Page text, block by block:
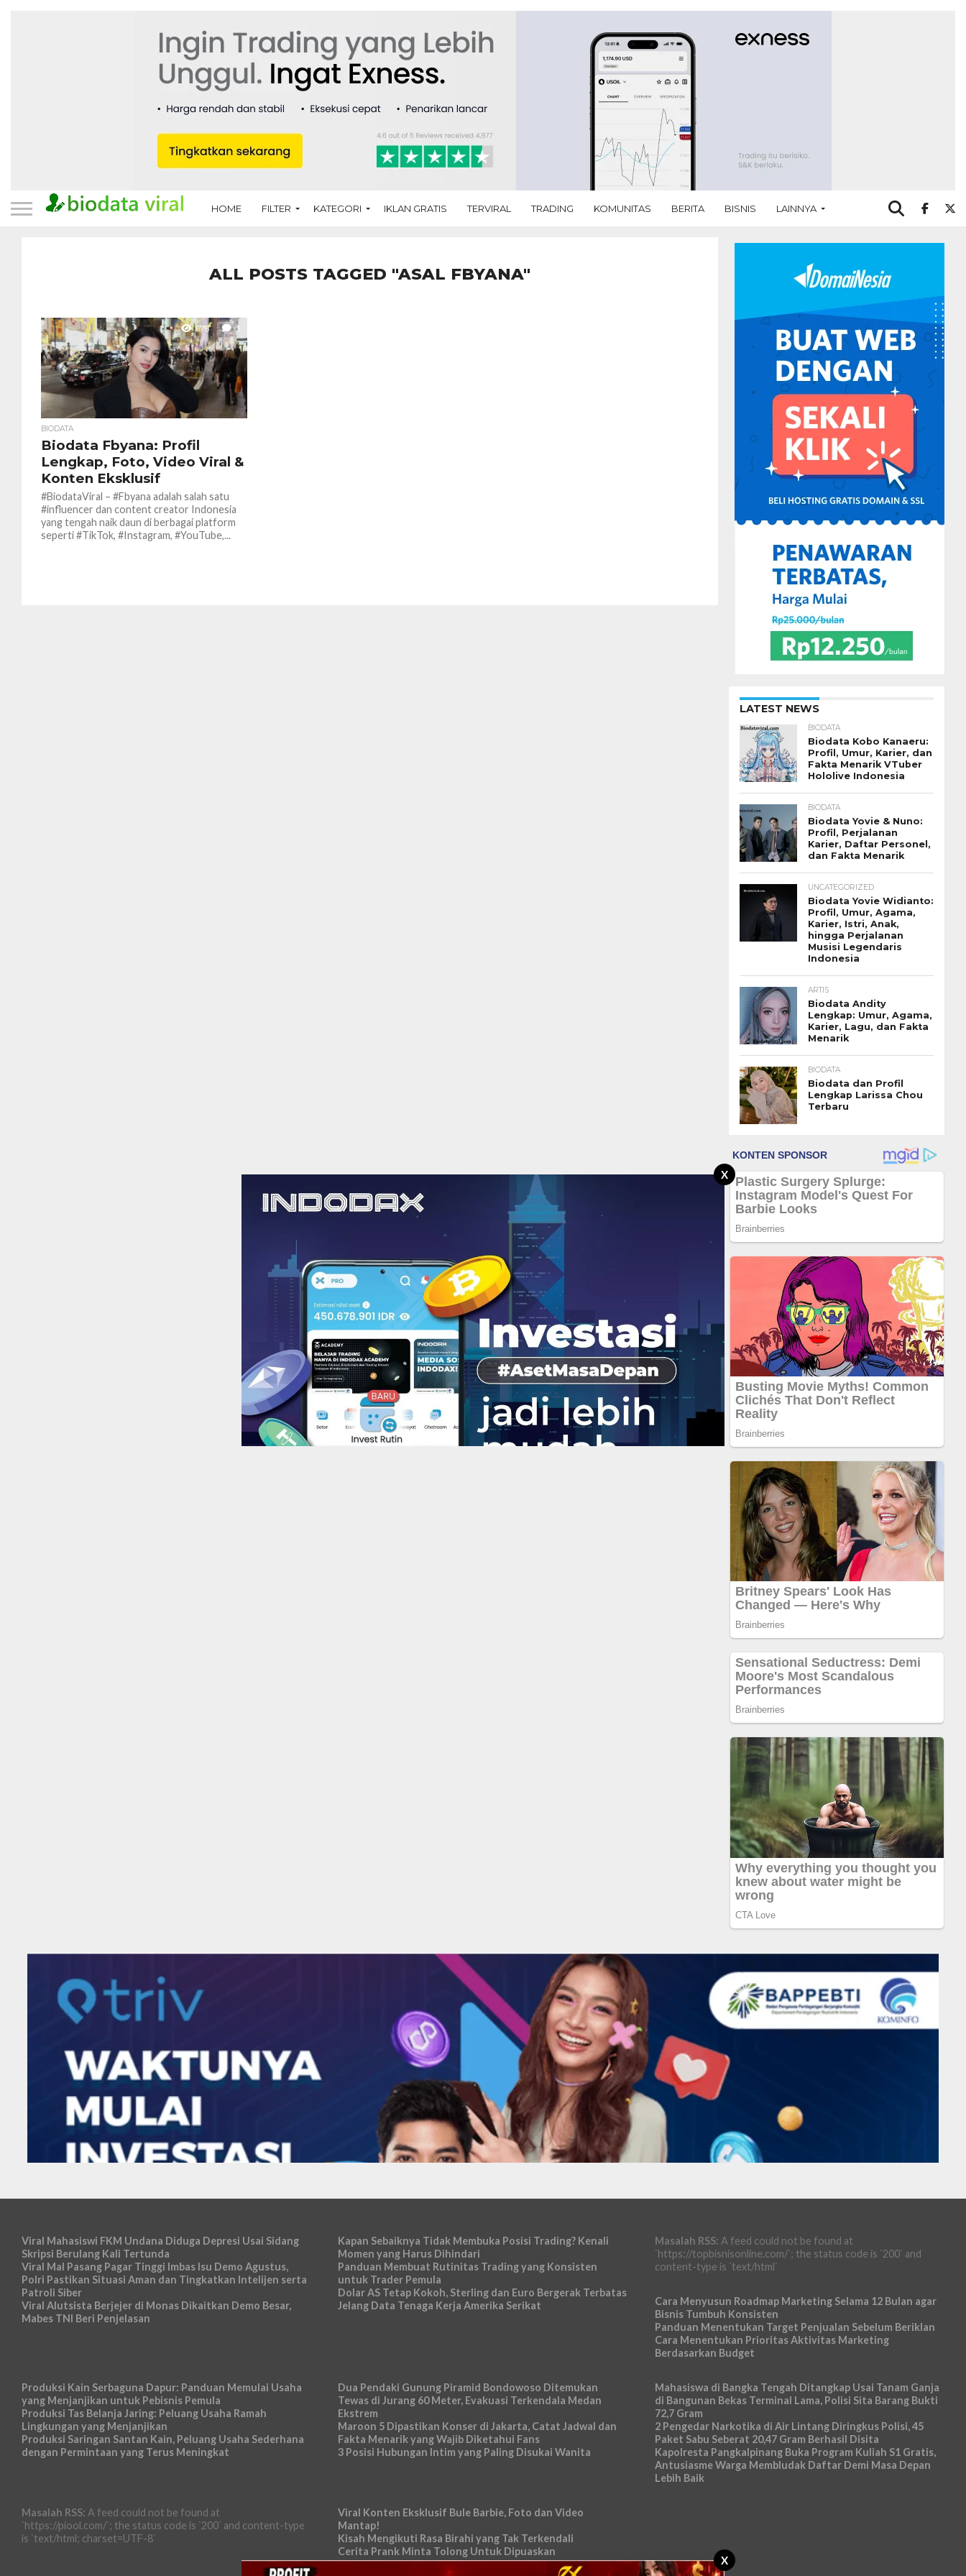
X
X
HOME FILTER KATEGORI IKLAN GRATIS TERVIRAL TRADING KOMUNITAS BERITA BISNIS LAINNYA
ALL POSTS TAGGED "ASAL FBYANA"
578 3
BIODATA
Biodata Fbyana: Profil
Lengkap, Foto, Video Viral &
Konten Eksklusif
#BiodataViral – #Fbyana adalah salah satu
#influencer dan content creator Indonesia
yang tengah naik daun di berbagai platform
seperti #TikTok, #Instagram, #YouTube,...
LATEST NEWS
BIODATA
Biodata Kobo Kanaeru:
Profil, Umur, Karier, dan
Fakta Menarik VTuber
Hololive Indonesia
BIODATA
Biodata Yovie & Nuno:
Profil, Perjalanan
Karier, Daftar Personel,
dan Fakta Menarik
UNCATEGORIZED
Biodata Yovie Widianto:
Profil, Umur, Agama,
Karier, Istri, Anak,
hingga Perjalanan
Musisi Legendaris
Indonesia
ARTIS
Biodata Andity
Lengkap: Umur, Agama,
Karier, Lagu, dan Fakta
Menarik
BIODATA
Biodata dan Profil
Lengkap Larissa Chou
Terbaru
Viral Mahasiswi FKM Undana Diduga Depresi Usai Sidang
Skripsi Berulang Kali Tertunda
Viral Mal Pasang Pagar Tinggi Imbas Isu Demo Agustus,
Polri Pastikan Situasi Aman dan Tingkatkan Intelijen serta
Patroli Siber
Viral Alutsista Berjejer di Monas Dikaitkan Demo Besar,
Mabes TNI Beri Penjelasan
Kapan Sebaiknya Tidak Membuka Posisi Trading? Kenali
Momen yang Harus Dihindari
Panduan Membuat Rutinitas Trading yang Konsisten
untuk Trader Pemula
Dolar AS Tetap Kokoh, Sterling dan Euro Bergerak Terbatas
Jelang Data Tenaga Kerja Amerika Serikat
Masalah RSS: A feed could not be found at
`https://topbisnisonline.com/`; the status code is `200` and
content-type is `text/html`
Cara Menyusun Roadmap Marketing Selama 12 Bulan agar
Bisnis Tumbuh Konsisten
Panduan Menentukan Target Penjualan Sebelum Beriklan
Cara Menentukan Prioritas Aktivitas Marketing
Berdasarkan Budget
Produksi Kain Serbaguna Dapur: Panduan Memulai Usaha
yang Menjanjikan untuk Pebisnis Pemula
Produksi Tas Belanja Jaring: Peluang Usaha Ramah
Lingkungan yang Menjanjikan
Produksi Saringan Santan Kain, Peluang Usaha Sederhana
dengan Permintaan yang Terus Meningkat
Dua Pendaki Gunung Piramid Bondowoso Ditemukan
Tewas di Jurang 60 Meter, Evakuasi Terkendala Medan
Ekstrem
Maroon 5 Dipastikan Konser di Jakarta, Catat Jadwal dan
Fakta Menarik yang Wajib Diketahui Fans
3 Posisi Hubungan Intim yang Paling Disukai Wanita
Mahasiswa di Bangka Tengah Ditangkap Usai Tanam Ganja
di Bangunan Bekas Terminal Lama, Polisi Sita Barang Bukti
72,7 Gram
2 Pengedar Narkotika di Air Lintang Diringkus Polisi, 45
Paket Sabu Seberat 20,47 Gram Berhasil Disita
Kapolresta Pangkalpinang Buka Program Kuliah S1 Gratis,
Antusiasme Warga Membludak Daftar Demi Masa Depan
Lebih Baik
Masalah RSS: A feed could not be found at
`https://piool.com/`; the status code is `200` and content-type
is `text/html; charset=UTF-8`
Viral Konten Eksklusif Bule Barbie, Foto dan Video
Mantap!
Kisah Mengikuti Rasa Birahi yang Tak Terkendali
Cerita Prank Minta Tolong Untuk Dipuaskan